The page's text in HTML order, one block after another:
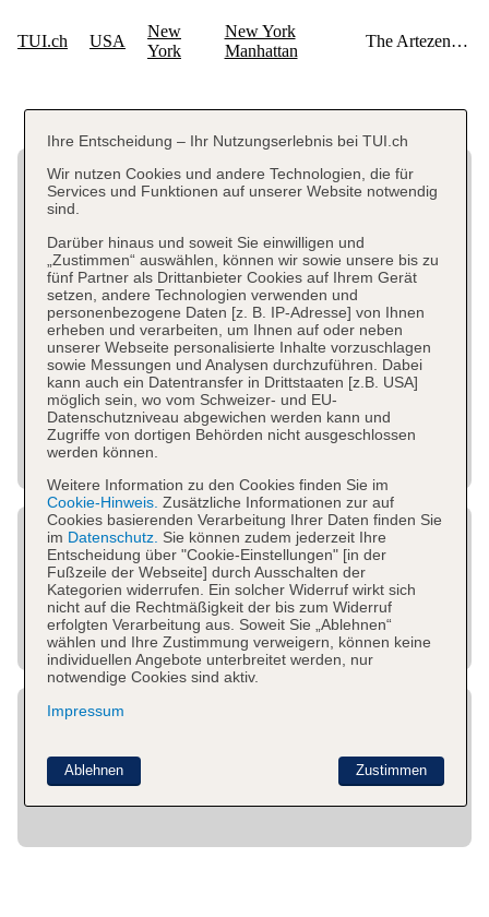
Ihre Entscheidung – Ihr Nutzungserlebnis bei TUI.ch
Wir nutzen Cookies und andere Technologien, die für
Services und Funktionen auf unserer Website notwendig
sind.
Darüber hinaus und soweit Sie einwilligen und
„Zustimmen“ auswählen, können wir sowie unsere bis zu
fünf Partner als Drittanbieter Cookies auf Ihrem Gerät
setzen, andere Technologien verwenden und
personenbezogene Daten [z. B. IP-Adresse] von Ihnen
erheben und verarbeiten, um Ihnen auf oder neben
unserer Webseite personalisierte Inhalte vorzuschlagen
sowie Messungen und Analysen durchzuführen. Dabei
kann auch ein Datentransfer in Drittstaaten [z.B. USA]
möglich sein, wo vom Schweizer- und EU-
Datenschutzniveau abgewichen werden kann und
Zugriffe von dortigen Behörden nicht ausgeschlossen
werden können.
Weitere Information zu den Cookies finden Sie im
Cookie-Hinweis. Zusätzliche Informationen zur auf
Cookies basierenden Verarbeitung Ihrer Daten finden Sie
im Datenschutz. Sie können zudem jederzeit Ihre
Entscheidung über "Cookie-Einstellungen" [in der
Fußzeile der Webseite] durch Ausschalten der
Kategorien widerrufen. Ein solcher Widerruf wirkt sich
nicht auf die Rechtmäßigkeit der bis zum Widerruf
erfolgten Verarbeitung aus. Soweit Sie „Ablehnen“
wählen und Ihre Zustimmung verweigern, können keine
individuellen Angebote unterbreitet werden, nur
notwendige Cookies sind aktiv.
Impressum
Zustimmen
Ablehnen